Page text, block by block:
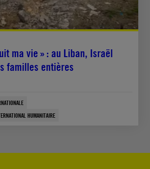
ma vie » : au Liban, Israël
familles entières
HUMANITAIRE